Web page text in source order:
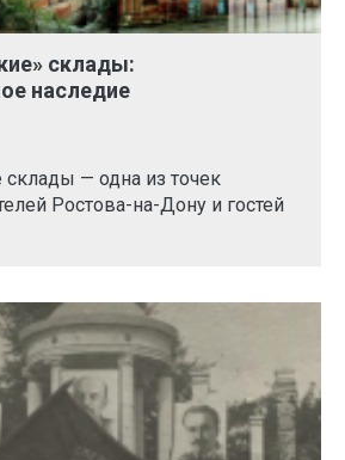
склады:
наследие
— одна из точек
Ростова-на-Дону и гостей